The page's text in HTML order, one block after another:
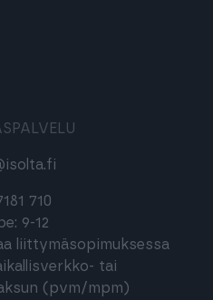
710
9-12
liittymäsopimuksessa
tai
(pvm/mpm)